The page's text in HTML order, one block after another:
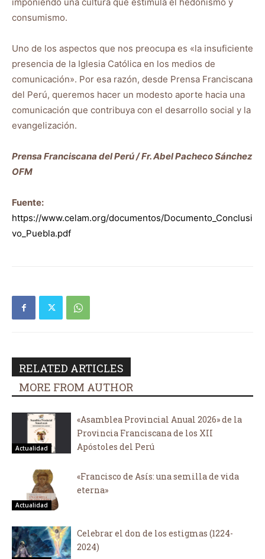
consumismo.
Uno de los aspectos que nos preocupa es «la insuficiente
presencia de la Iglesia Católica en los medios de
comunicación». Por esa razón, desde Prensa Franciscana
del Perú, queremos hacer un modesto aporte hacia una
comunicación que contribuya con el desarrollo social y la
evangelización.
Prensa Franciscana del Perú / Fr. Abel Pacheco Sánchez
OFM
Fuente:
https://www.celam.org/documentos/Documento_Conclusi
vo_Puebla.pdf
RELATED ARTICLES
MORE FROM AUTHOR
Actualidad
«Asamblea Provincial Anual 2026» de la
Provincia Franciscana de los XII
Apóstoles del Perú
Actualidad
«Francisco de Asís: una semilla de vida
eterna»
Celebrar el don de los estigmas (1224-
2024)